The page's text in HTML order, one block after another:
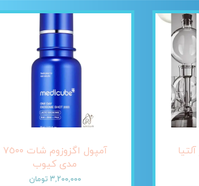
آمپول اگزوزوم شات ٧٥٠٠
مدی کیوب
۳,۲۰۰,۰۰۰ تومان